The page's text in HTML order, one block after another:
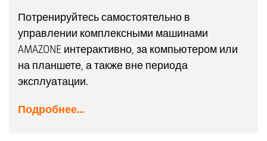
Потренируйтесь самостоятельно в
управлении комплексными машинами
AMAZONE интерактивно, за компьютером или
на планшете, а также вне периода
эксплуатации.
Подробнее...